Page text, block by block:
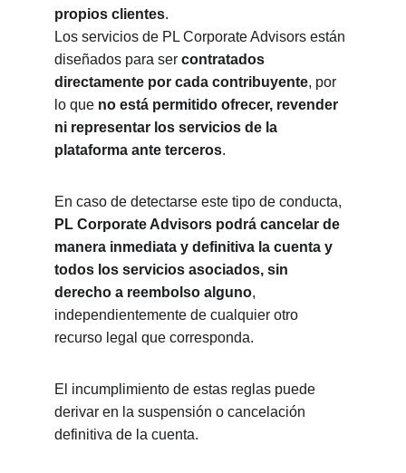
propios clientes.
Los servicios de PL Corporate Advisors están
diseñados para ser contratados
directamente por cada contribuyente, por
lo que no está permitido ofrecer, revender
ni representar los servicios de la
plataforma ante terceros.
En caso de detectarse este tipo de conducta,
PL Corporate Advisors podrá cancelar de
manera inmediata y definitiva la cuenta y
todos los servicios asociados, sin
derecho a reembolso alguno,
independientemente de cualquier otro
recurso legal que corresponda.
El incumplimiento de estas reglas puede
derivar en la suspensión o cancelación
definitiva de la cuenta.